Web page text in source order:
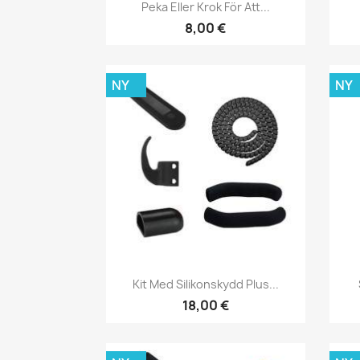
Peka Eller Krok För Att...
8,00 €
Snabbvy
Kit Med Silikonskydd Plus...
18,00 €
NY NY